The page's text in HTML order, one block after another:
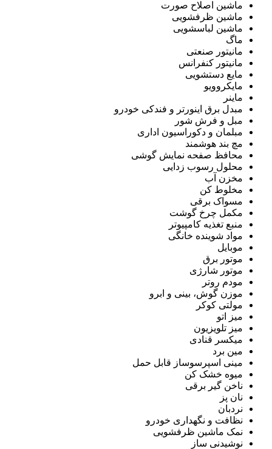
ماشین اصلاح صورت
ماشین ظرفشویی
ماشین لباسشویی
ماگ
مانیتور صنعتی
مانیتور کنفرانس
مایع دستشویی
مایکروویو
ماینر
مبدل برق اینورتر و فندکی خودرو
مبل و فرش شور
مبلمان و دکوراسیون اداری
مچ بند هوشمند
محافظ صفحه نمایش گوشی
محلول رسوب زدایی
مخزن آب
مخلوط کن
مسواک برقی
مکمل چرخ گوشت
منبع تغذیه کامپیوتر
مواد شوینده خانگی
موبایل
موتور برق
موتور شارژی
مودم روتر
موزن گوش، بینی و ابرو
مولتی کوکر
میز اتو
میز تلویزیون
میکسر قنادی
مین برد
مینی اسپرسوساز قابل حمل
میوه خشک کن
ناخن گیر برقی
نان پز
نردبان
نظافت و نگهداری خودرو
نمک ماشین ظرفشویی
نوشیدنی ساز